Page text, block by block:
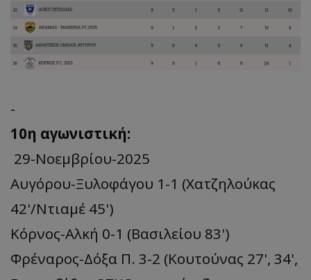
-
10η αγωνιστική:
29-Νοεμβρίου-2025
Αυγόρου-Ξυλοφάγου 1-1 (Χατζηλούκας
42'/Ντιαμέ 45')
Κόρνος-Αλκή 0-1 (Βασιλείου 83')
Φρέναρος-Δόξα Π. 3-2 (Κουτούνας 27', 34',